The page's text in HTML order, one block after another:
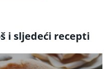
i sljedeći recepti